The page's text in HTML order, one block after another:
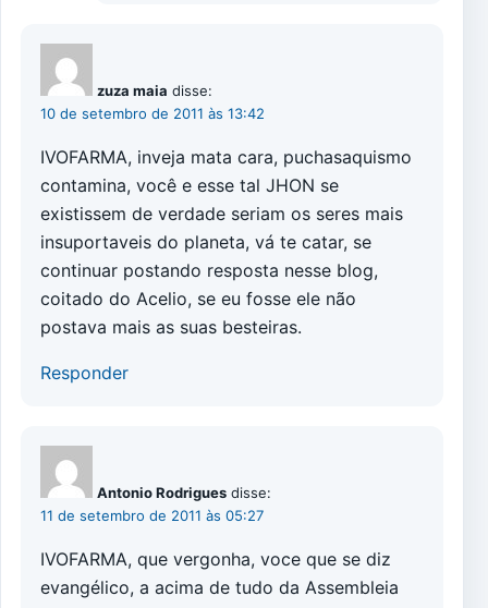
zuza maia disse:
10 de setembro de 2011 às 13:42
IVOFARMA, inveja mata cara, puchasaquismo
contamina, você e esse tal JHON se
existissem de verdade seriam os seres mais
insuportaveis do planeta, vá te catar, se
continuar postando resposta nesse blog,
coitado do Acelio, se eu fosse ele não
postava mais as suas besteiras.
Responder
Antonio Rodrigues disse:
11 de setembro de 2011 às 05:27
IVOFARMA, que vergonha, voce que se diz
evangélico, a acima de tudo da Assembleia